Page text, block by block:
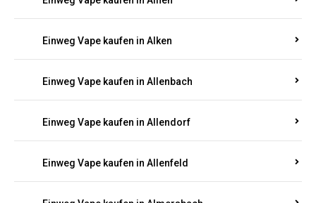
Einweg Vape kaufen in Alflen
Einweg Vape kaufen in Alken
Einweg Vape kaufen in Allenbach
Einweg Vape kaufen in Allendorf
Einweg Vape kaufen in Allenfeld